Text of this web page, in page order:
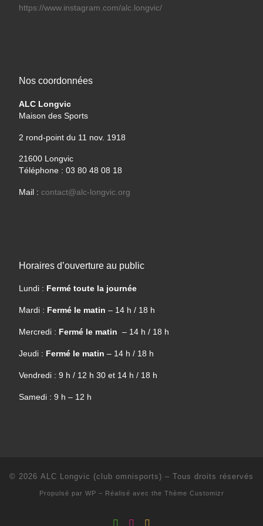
https://www.instagram.com/alc.longvic/
Nos coordonnées
ALC Longvic
Maison des Sports
2 rond-point du 11 nov. 1918
21600 Longvic
Téléphone : 03 80 48 08 18
Mail : contact@alc-longvic.org
Horaires d’ouverture au public
Lundi : Fermé toute la journée
Mardi : Fermé le matin – 14 h / 18 h
Mercredi : Fermé le matin – 14 h / 18 h
Jeudi : Fermé le matin – 14 h / 18 h
Vendredi : 9 h / 12 h 30 et 14 h / 18 h
Samedi : 9 h – 12 h
© 2026 ALC Longvic (club omnisports) – Tous droits réservés
Propulsé par WP – Réalisé avec the Thème Customizr